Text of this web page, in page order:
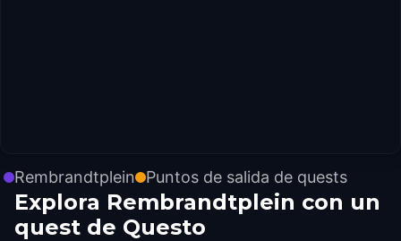
Rembrandtplein Puntos de salida de quests
Explora Rembrandtplein con un
quest de Questo